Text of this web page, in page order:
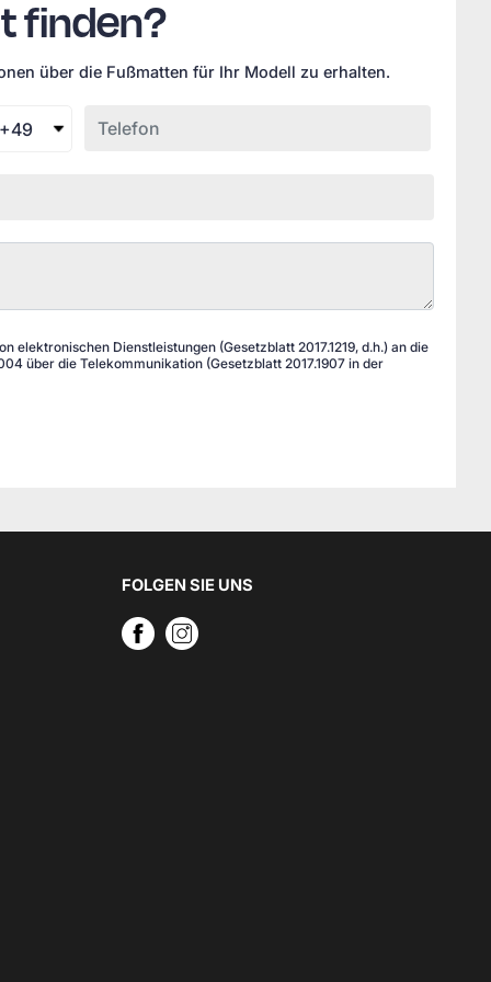
finden?
über die Fußmatten für Ihr Modell zu erhalten.
+49
Dienstleistungen (Gesetzblatt 2017.1219, d.h.) an die
über die Telekommunikation (Gesetzblatt 2017.1907 in der
FOLGEN SIE UNS
unserer